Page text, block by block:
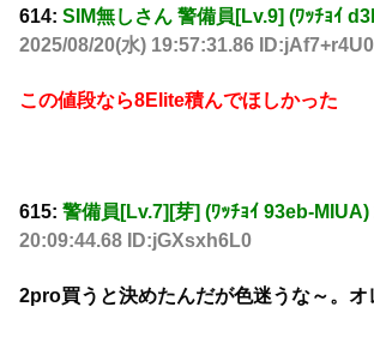
614: SIM無しさん 警備員[Lv.9] (ﾜｯﾁｮｲ
2025/08/20(水) 19:57:31.86 ID:jAf7+r4U0
この値段なら8Elite積んでほしかった
615: 警備員[Lv.7][芽] (ﾜｯﾁｮｲ 93eb-MIUA)
20:09:44.68 ID:jGXsxh6L0
2pro買うと決めたんだが色迷うな～。オ